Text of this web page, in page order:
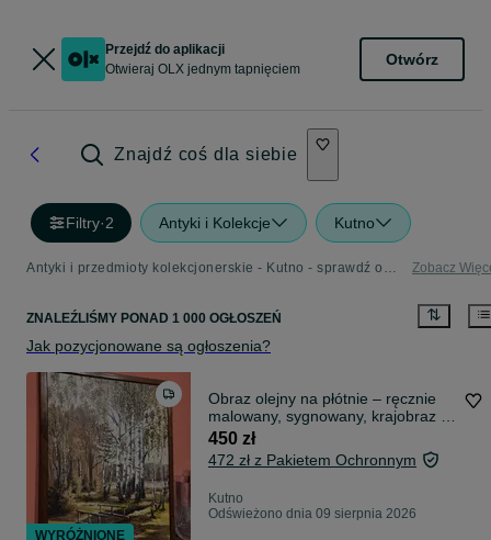
Przejdź do aplikacji
Otwieraj OLX jednym tapnięciem
Otwórz
Znajdź coś dla siebie
Filtry·2 Antyki i Kolekcje Kutno
Antyki i przedmioty kolekcjonerskie - Kutno - sprawdź ogłoszenia w Twojej okolicy Zobacz
ZNALEŹLIŚMY PONAD 1 000 OGŁOSZEŃ
Jak pozycjonowane są ogłoszenia?
Obraz olejny na płótnie – ręcznie
malowany, sygnowany, krajobraz z
brzozami
450 zł
472 zł z Pakietem Ochronnym
Kutno
Odświeżono dnia 09 sierpnia 2026
WYRÓŻNIONE